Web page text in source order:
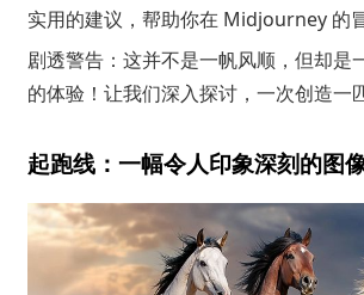
实用的建议，帮助你在 Midjourney 的
剧透警告：这并不是一帆风顺，但却是
的体验！让我们深入探讨，一次创造一
起跑线：一幅令人印象深刻的图